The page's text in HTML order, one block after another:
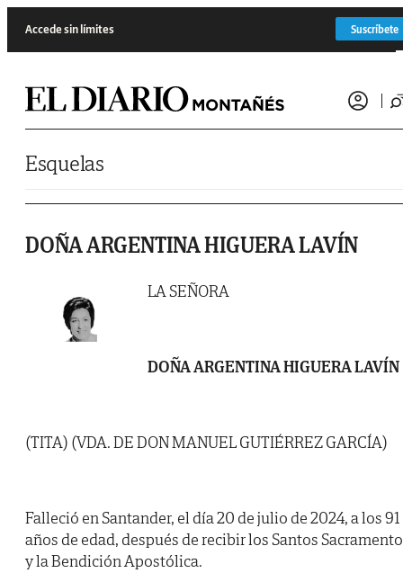
Accede sin límites Suscríbete
Esquelas
DOÑA ARGENTINA HIGUERA LAVÍN
LA SEÑORA
DOÑA ARGENTINA HIGUERA LAVÍN
(TITA) (VDA. DE DON MANUEL GUTIÉRREZ GARCÍA)
Falleció en Santander, el día 20 de julio de 2024, a los 91
años de edad, después de recibir los Santos
y la Bendición Apostólica.